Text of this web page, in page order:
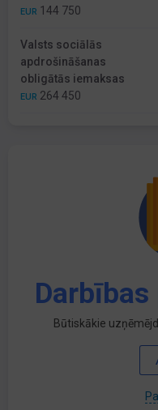
EUR 144 750
Valsts sociālās
apdrošināšanas
obligātās iemaksas
EUR 264 450
Būtiskākie